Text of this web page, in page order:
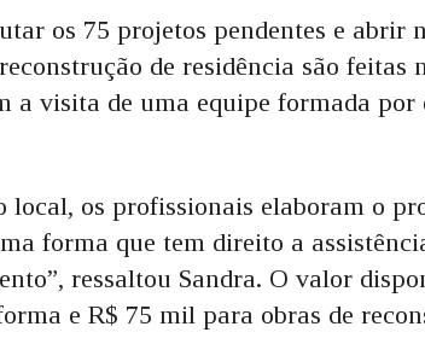
os 75 projetos pendentes e abrir
de residência são feitas
a visita de uma equipe formada
local, os profissionais elaboram o
forma que tem direito a
ressaltou Sandra. O valor
e R$ 75 mil para obras de